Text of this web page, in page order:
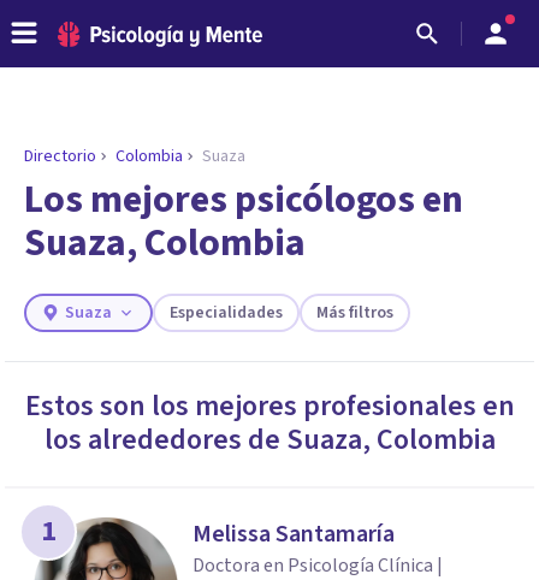
ENCONTRAR MI TERAPEUTA
¿Necesitas ayuda para encontrar el
psicólogo adecuado?
Responde a unas breves preguntas y te ofreceremos
necesidades.
Directorio Colombia Suaza
Los mejores psicólogos en
Suaza, Colombia
Suaza Especialidades Más filtros
Estos son los mejores profesionales en
los alrededores de Suaza, Colombia
1 Melissa Santamaría
Doctora en Psicología Clínica |